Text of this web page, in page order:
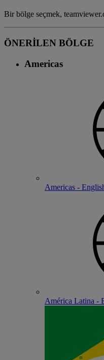
Bir bölge seçmek,
ÖNERİLEN BÖLGE
Americas
Americas -
América Latina -